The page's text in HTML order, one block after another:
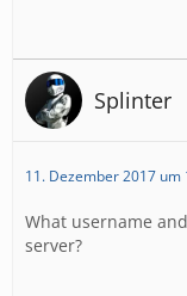
Splinter
11. Dezember 2017 um
What username
server?